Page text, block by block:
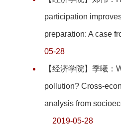
participation
preparation: A case
05-28
【经济学院】季曦：
pollution? Cross-
analysis from
2019-05-28